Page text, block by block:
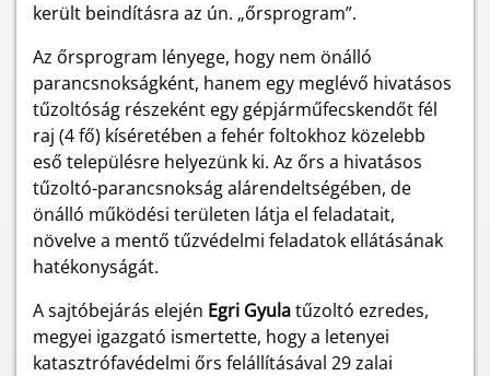
került beindításra az ún. „őrsprogram”.
Az őrsprogram lényege, hogy nem önálló
parancsnokságként, hanem egy meglévő hivatásos
tűzoltóság részeként egy gépjárműfecskendőt fél
raj (4 fő) kíséretében a fehér foltokhoz közelebb
eső településre helyezünk ki. Az őrs a hivatásos
tűzoltó-parancsnokság alárendeltségében, de
önálló működési területen látja el feladatait,
növelve a mentő tűzvédelmi feladatok ellátásának
hatékonyságát.
A sajtóbejárás elején Egri Gyulatűzoltó ezredes,
megyei igazgató ismertette, hogy a letenyei
katasztrófavédelmi őrs felállításával 29 zalai